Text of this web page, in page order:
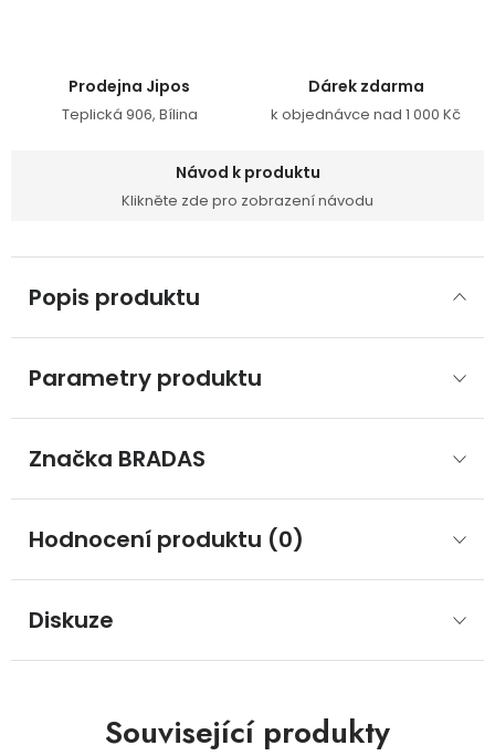
Prodejna Jipos
Teplická 906, Bílina
Dárek zdarma
k objednávce nad 1 000 Kč
Návod k produktu
Klikněte zde pro zobrazení návodu
Popis produktu
Parametry produktu
Značka BRADAS
Hodnocení produktu (0)
Diskuze
Související produkty